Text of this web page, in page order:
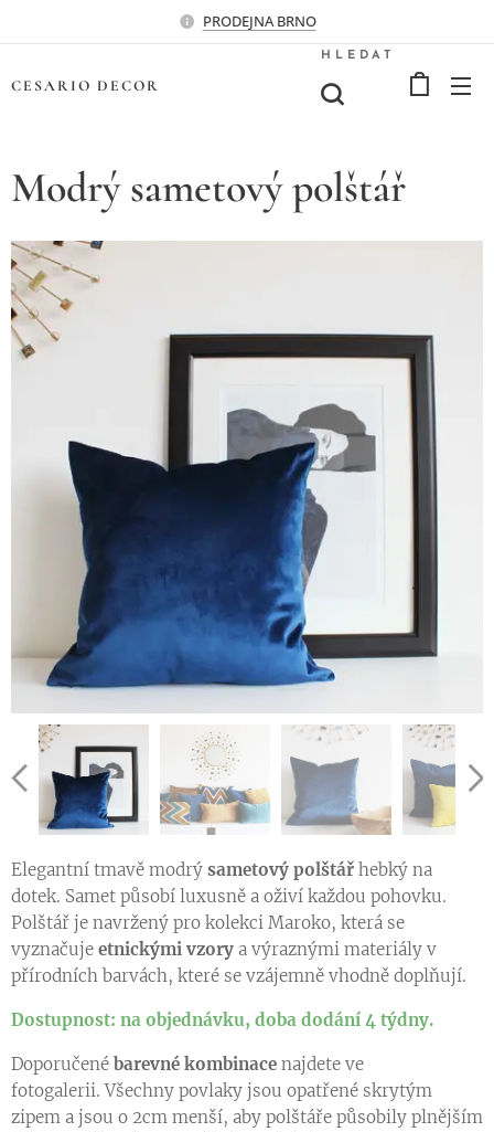
PRODEJNA BRNO
CESARIO DECOR
HLEDAT
Modrý sametový polštář
Elegantní tmavě modrý sametový polštář hebký na
dotek. Samet působí luxusně a oživí každou pohovku.
Polštář je navržený pro kolekci Maroko, která se
vyznačuje etnickými vzory a výraznými materiály v
přírodních barvách, které se vzájemně vhodně doplňují.
Dostupnost: na objednávku, doba dodání 4 týdny.
Doporučené barevné kombinace najdete ve
fotogalerii. Všechny povlaky jsou opatřené skrytým
zipem a jsou o 2cm menší, aby polštáře působily plnějším